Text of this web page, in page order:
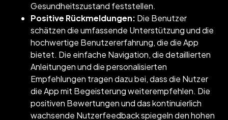
Gesundheitszustand feststellen.
Positive Rückmeldungen: Die Benutzer
schätzen die umfassende Unterstützung und die
hochwertige Benutzererfahrung, die die App
bietet. Die einfache Navigation, die detaillierten
Anleitungen und die personalisierten
Empfehlungen tragen dazu bei, dass die Nutzer
die App mit Begeisterung weiterempfehlen. Die
positiven Bewertungen und das kontinuierlich
wachsende Nutzerfeedback spiegeln den hohen